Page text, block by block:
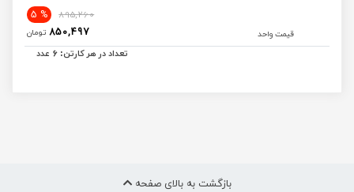
قیمت واحد
895,260
% 5
850,497 تومان
تعداد در هر کارتن: 6 عدد
بازگشت به بالای صفحه